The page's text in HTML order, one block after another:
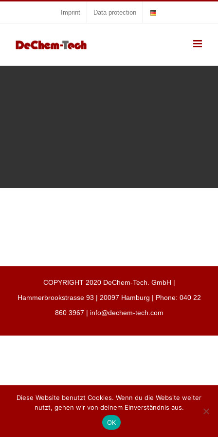
to
content
Imprint Data protection
COPYRIGHT 2020 DeChem-Tech. GmbH |
Hammerbrookstrasse 93 | 20097 Hamburg | Phone: 040 22
860 3967 | info@dechem-tech.com
Diese Website benutzt Cookies. Wenn du die Website weiter
nutzt, gehen wir von deinem Einverständnis aus.
OK